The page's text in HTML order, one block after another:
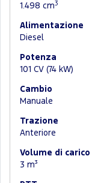
1.498 cm3
Alimentazione
Diesel
Potenza
101 CV (74 kW)
Cambio
Manuale
Trazione
Anteriore
Volume di carico
3 m³